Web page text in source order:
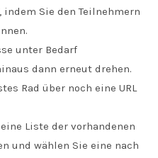
Sie den Teilnehmern
unter Bedarf
dann erneut drehen.
Rad über noch eine URL
Liste der vorhandenen
und wählen Sie eine nach